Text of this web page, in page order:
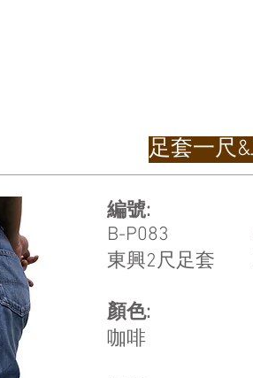
足套一尺
編號:
B-P083 B-
東興2尺足套
顏色:
咖啡